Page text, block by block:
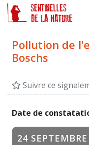
Pollution de
Boschs
Suivre ce
Date de
24
Panneau de gestion des